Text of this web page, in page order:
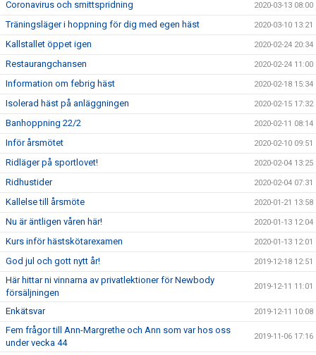
Coronavirus och smittspridning 2020-03-13 08:00
Träningsläger i hoppning för dig med egen häst 2020-03-10 13:21
Kallstallet öppet igen 2020-02-24 20:34
Restaurangchansen 2020-02-24 11:00
Information om febrig häst 2020-02-18 15:34
Isolerad häst på anläggningen 2020-02-15 17:32
Banhoppning 22/2 2020-02-11 08:14
Inför årsmötet 2020-02-10 09:51
Ridläger på sportlovet! 2020-02-04 13:25
Ridhustider 2020-02-04 07:31
Kallelse till årsmöte 2020-01-21 13:58
Nu är äntligen våren här! 2020-01-13 12:04
Kurs inför hästskötarexamen 2020-01-13 12:01
God jul och gott nytt år! 2019-12-18 12:51
Här hittar ni vinnarna av privatlektioner för Newbody
försäljningen
2019-12-11 11:01
Enkätsvar 2019-12-11 10:08
Fem frågor till Ann-Margrethe och Ann som var hos oss
under vecka 44
2019-11-06 17:16